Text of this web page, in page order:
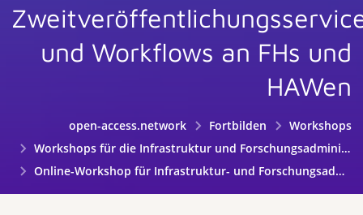
und Workflows an FHs und
HAWen
open-access.network Fortbilden
Workshops
Workshops für die Infrastruktur und Forschungsadministration
Online-Workshop für Infrastruktur- und Forschungsadministration